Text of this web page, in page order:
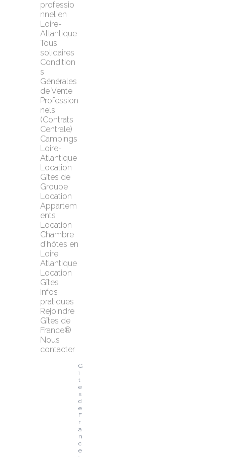
professio
nnel en
Loire-
Atlantique
Tous
solidaires
Condition
s
Générales
de Vente
Profession
nels
(Contrats
Centrale)
Campings
Loire-
Atlantique
Location
Gîtes de
Groupe
Location
Appartem
ents
Location
Chambre
d'hôtes en
Loire
Atlantique
Location
Gîtes
Infos
pratiques
Rejoindre
Gîtes de
France®
Nous
contacter
G
î
t
e
s
d
e
F
r
a
n
c
e